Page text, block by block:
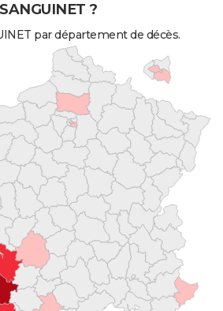
?
par département de décès.